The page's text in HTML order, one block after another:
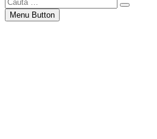
…Menu Button